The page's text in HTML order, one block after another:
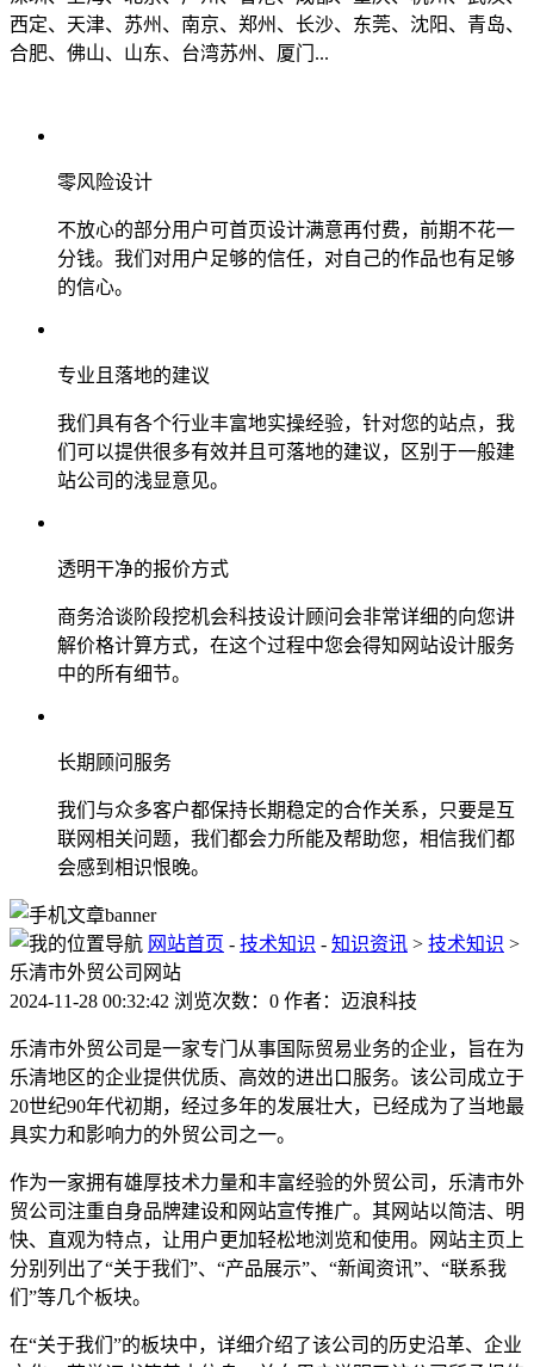
西定、天津、苏州、南京、郑州、长沙、东莞、沈阳、青岛、
合肥、佛山、山东、台湾苏州、厦门...
零风险设计
不放心的部分用户可首页设计满意再付费，前期不花一
分钱。我们对用户足够的信任，对自己的作品也有足够
的信心。
专业且落地的建议
我们具有各个行业丰富地实操经验，针对您的站点，我
们可以提供很多有效并且可落地的建议，区别于一般建
站公司的浅显意见。
透明干净的报价方式
商务洽谈阶段挖机会科技设计顾问会非常详细的向您讲
解价格计算方式，在这个过程中您会得知网站设计服务
中的所有细节。
长期顾问服务
我们与众多客户都保持长期稳定的合作关系，只要是互
联网相关问题，我们都会力所能及帮助您，相信我们都
会感到相识恨晚。
网站首页 - 技术知识 - 知识资讯 > 技术知识 >
乐清市外贸公司网站
2024-11-28 00:32:42 浏览次数：0 作者：迈浪科技
乐清市外贸公司是一家专门从事国际贸易业务的企业，旨在为
乐清地区的企业提供优质、高效的进出口服务。该公司成立于
20世纪90年代初期，经过多年的发展壮大，已经成为了当地最
具实力和影响力的外贸公司之一。
作为一家拥有雄厚技术力量和丰富经验的外贸公司，乐清市外
贸公司注重自身品牌建设和网站宣传推广。其网站以简洁、明
快、直观为特点，让用户更加轻松地浏览和使用。网站主页上
分别列出了“关于我们”、“产品展示”、“新闻资讯”、“联系我
们”等几个板块。
在“关于我们”的板块中，详细介绍了该公司的历史沿革、企业